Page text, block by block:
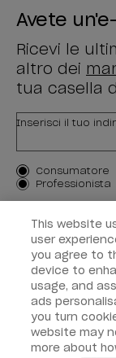
Avete
Ricevi le
altro dei
tua casella
Inserisci il tuo
Tipo di cliente
Consumatore
Professionista
Informazioni per
OPI & voi
This website
user
you agree to
device to
usage, and
ads
you turn
website may
more about